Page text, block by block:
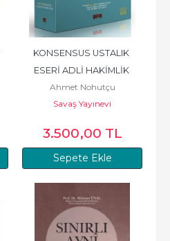
Sepete Ekle
KONSENSUS USTALIK
ESERİ ADLİ HAKİMLİK
SORU BANKASI
Ahmet Nohutçu
Savaş Yayınevi
3.500,00 TL